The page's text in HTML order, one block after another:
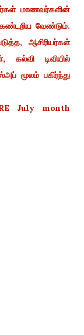
மாணவர்களின்
வேண்டும்.
ஆசிரியர்கள்
கல்வி டிவியில்
மூலம் பகிர்ந்து
July month